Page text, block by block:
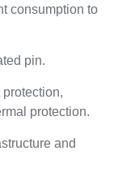
consumption to
pin.
protection.
and